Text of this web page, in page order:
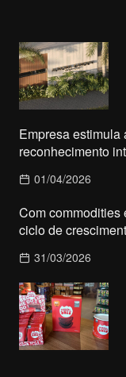
Empresa
reconhecimento
01/04/2026
Com commodities
ciclo de
31/03/2026